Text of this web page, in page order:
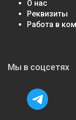
О нас
Реквизиты
Работа в
Мы в соцсетях